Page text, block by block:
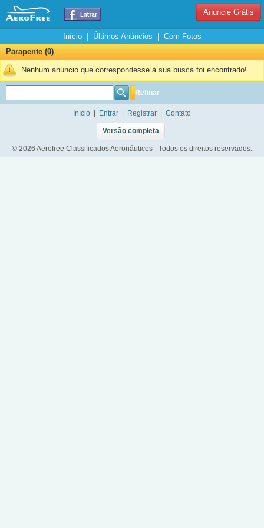
Anuncie Grátis
Início| Últimos Anúncios
Com Fotos
Parapente (0)
Nenhum anúncio que correspondesse à sua busca foi encontrado!
Refinar
Início Entrar Registrar Contato
Versão completa
© 2026 Aerofree Classificados Aeronáuticos - Todos os direitos reservados.